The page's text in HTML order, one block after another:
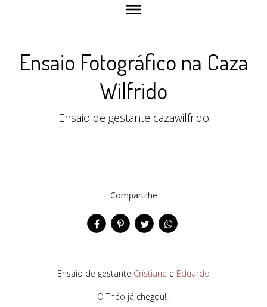
menu
Ensaio Fotográfico na Caza
Wilfrido
Ensaio de gestante cazawilfrido
Compartilhe
Ensaio de gestante Cristiane e Eduardo
O Théo já chegou!!!